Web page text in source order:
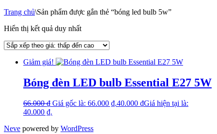
Trang chủ\Sản phẩm được gắn thẻ “bóng led bulb 5w”
Hiển thị kết quả duy nhất
Giảm giá!
Bóng đèn LED bulb Essential E27 5W
66.000₫ Giá gốc là: 66.000 ₫.40.000 ₫Giá hiện tại là:
40.000 ₫.
Neve powered by WordPress